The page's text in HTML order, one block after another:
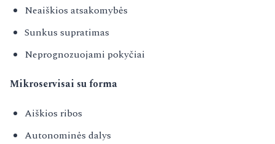
Neaiškios atsakomybės
Sunkus supratimas
Neprognozuojami pokyčiai
Mikroservisai su forma
Aiškios ribos
Autonominės dalys